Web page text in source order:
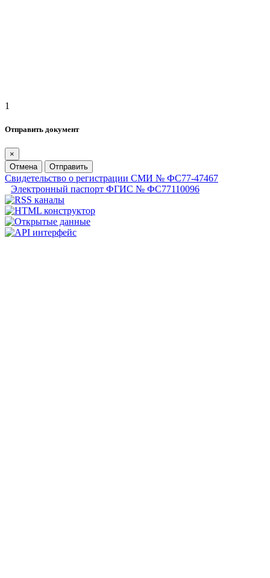
1
Отправить документ
×
Отмена
Отправить
Свидетельство о регистрации СМИ № ФС77-47467
Электронный паспорт ФГИС № ФС77110096